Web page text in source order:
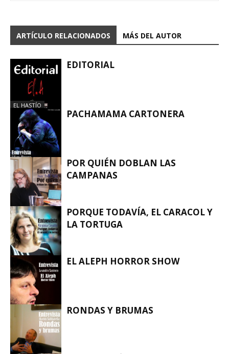
ARTÍCULO RELACIONADOS MÁS DEL AUTOR
EL HASTÍO
EDITORIAL
EL HASTÍO
PACHAMAMA CARTONERA
EL HASTÍO
POR QUIÉN DOBLAN LAS
CAMPANAS
EL HASTÍO
PORQUE TODAVÍA, EL CARACOL Y
LA TORTUGA
EL HASTÍO
EL ALEPH HORROR SHOW
RONDAS Y BRUMAS